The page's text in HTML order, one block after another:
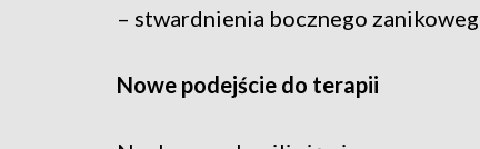
– stwardnienia bocznego
Nowe podejście do terapii